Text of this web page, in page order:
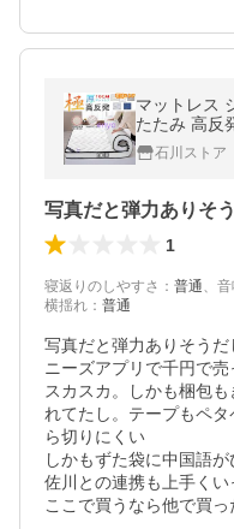
マットレス
たたみ 高反
極厚10cm
ス 3つ折り
石川ストア
1
寝返りのしやすさ ： 普通、 音
横揺れ ： 普通
写真だと弾力ありそう
ニーズアプリで千円で
スカスカ。しかも梱包
れてたし。テープもペ
ら切りにくい
しかもずた袋に中国語
佐川との連携も上手く
ここで買うなら他で買